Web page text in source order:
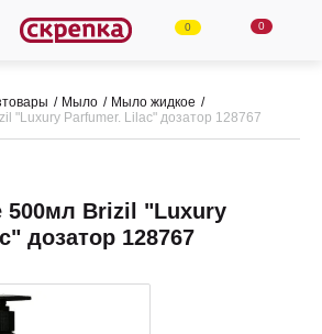
0 0
Мыло
Мыло жидкое
"Luxury Parfumer. Lilac" дозатор 128767
Brizil "Luxury
дозатор 128767